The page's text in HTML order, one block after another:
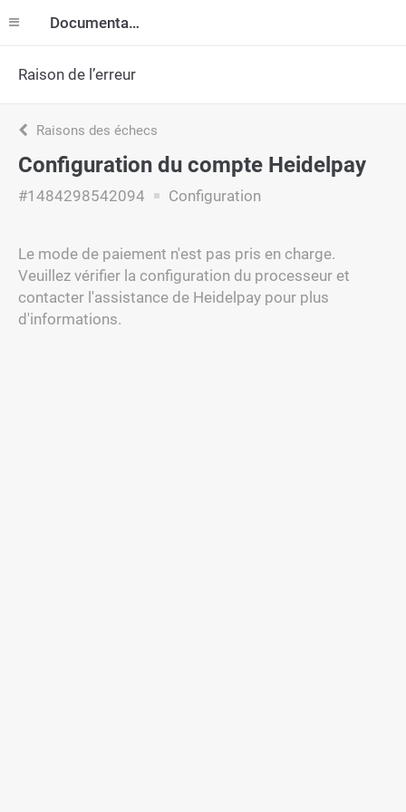
Documentation
Raison de l’erreur
Raisons des échecs
Configuration du compte Heidelpay
#1484298542094 Configuration
Le mode de paiement n'est pas pris en charge.
Veuillez vérifier la configuration du processeur et
contacter l'assistance de Heidelpay pour plus
d'informations.